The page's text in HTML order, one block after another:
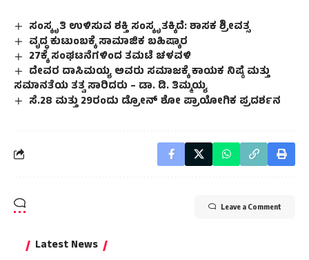
ಸಂಸ್ಕೃತಿ ಉಳಿಸುವ ಶಕ್ತಿ ಸಂಸ್ಕೃತಕ್ಕಿದೆ: ಶಾಸಕ ಶ್ರೀವತ್ಸ
ವೃದ್ಧ ಕುಟುಂಬಕ್ಕೆ ಸಾಮಾಜಿಕ ಬಹಿಷ್ಕಾರ
27ಕ್ಕೆ ಸಂಘಟನೆಗಳಿಂದ ತಮಟೆ ಚಳವಳಿ
ದೇವರ ದಾಸಿಮಯ್ಯ ಅವರು ಸಮಾಜಕ್ಕೆ ಕಾಯಕ ನಿಷ್ಠೆ ಮತ್ತು
ಸಮಾನತೆಯ ತತ್ವ ಸಾರಿದರು – ಡಾ. ಡಿ. ತಿಮ್ಮಯ್ಯ
ಸೆ.28 ಮತ್ತು 29ರಂದು ಡ್ರೋನ್‌ ಶೋ ಪ್ರಾಯೋಗಿಕ ಪ್ರದರ್ಶನ
Leave a Comment
Latest News